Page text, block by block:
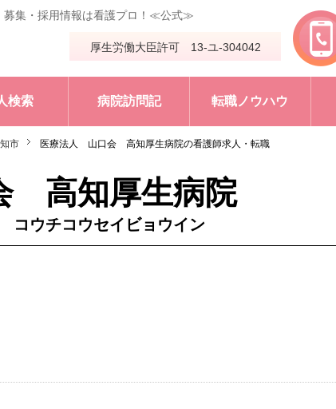
集・採用情報は看護プロ！≪公式≫
厚生労働大臣許可 13-ユ-304042
検索 病院訪問記 転職ノウハウ
市 医療法人 山口会 高知厚生病院の看護師求人・転職
高知厚生病院
ウチコウセイビョウイン